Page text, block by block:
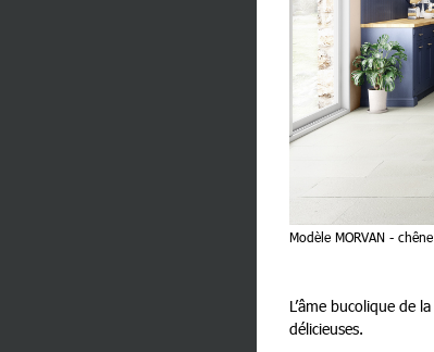
Modèle MORVAN -
L’âme bucolique de
délicieuses.